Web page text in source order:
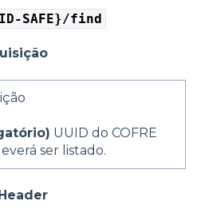
SAFE}/find
UUID do COFRE
ser listado.